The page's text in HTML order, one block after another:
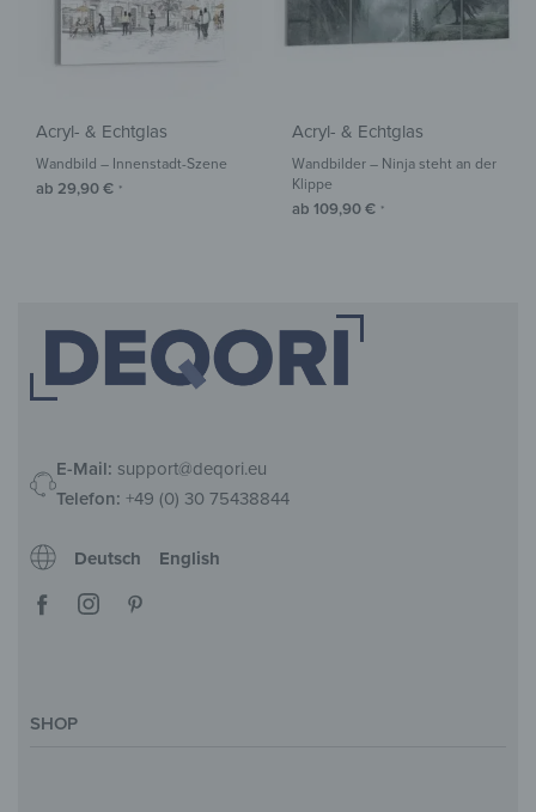
Acryl- & Echtglas
Wandbild – Innenstadt-Szene
ab 29,90€ *
Acryl- & Echtglas
Wandbilder – Ninja steht an der
Klippe
ab 109,90€ *
E-Mail: support@deqori.eu
Telefon: +49 (0) 30 75438844
Deutsch English
SHOP